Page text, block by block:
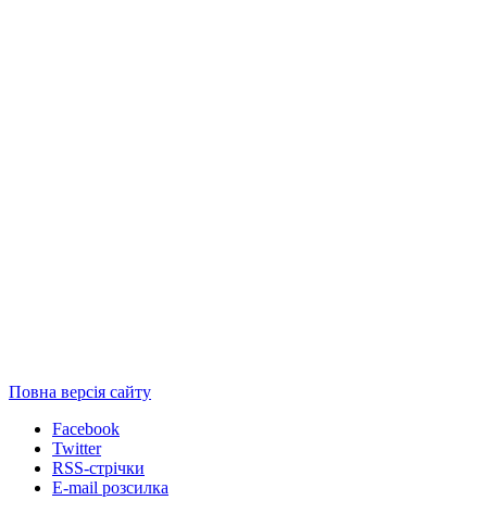
Повна версія сайту
Facebook
Twitter
RSS-стрічки
E-mail розсилка